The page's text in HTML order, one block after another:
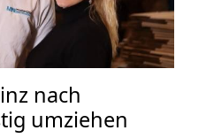
nach
umziehen